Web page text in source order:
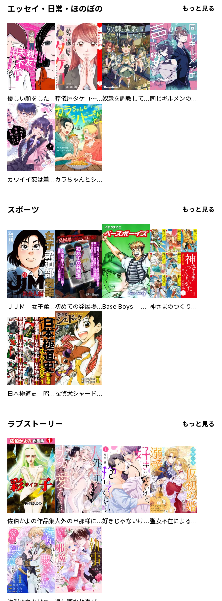
エッセイ・日常・ほのぼの もっと見る
優しい顔をした親友は、夫と不倫して私の家に入り込んできた。 葬儀屋タケコ～あなたの最期、叶えます【電子単行本版】 奴隷を調教してハーレム作る 同じギルメンの声が好き
カワイイ恋は着飾らない カラちゃんとシトーさんと、 【分冊版】
スポーツ もっと見る
ＪＪＭ 女子柔道部物語 社会人編 初めての発展場 【白抜き修正版】 Base Boys 新装版 神さまのつくりかた。スーパー大合本
日本極道史 昭和編 スーパー大合本 探偵犬シャードック（新装版）
ラブストーリー もっと見る
佐伯かよの作品集 人外の旦那様に娶られ毎晩ナカまで愛される…。アンソロジー 好きじゃないけど、抱いてください【電子単行本版／特典おまけ付き】 聖女不在による仮初め婚なのに、不器用な王太子に溺愛されています【電子単行本版／特典おまけ付き】